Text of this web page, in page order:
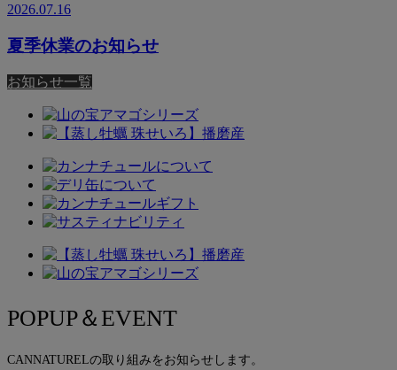
2026.07.16
夏季休業のお知らせ
お知らせ一覧
POPUP＆EVENT
CANNATURELの取り組みをお知らせします。